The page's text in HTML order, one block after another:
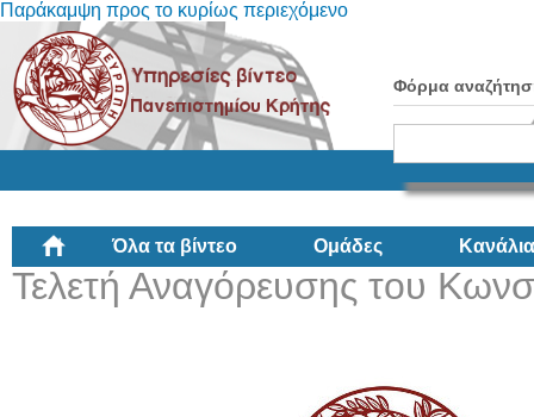
Παράκαμψη προς το κυρίως περιεχόμενο
Φόρμα
Όλα τα βίντεο Ομάδες Κανάλια
Τελετή Αναγόρευσης του